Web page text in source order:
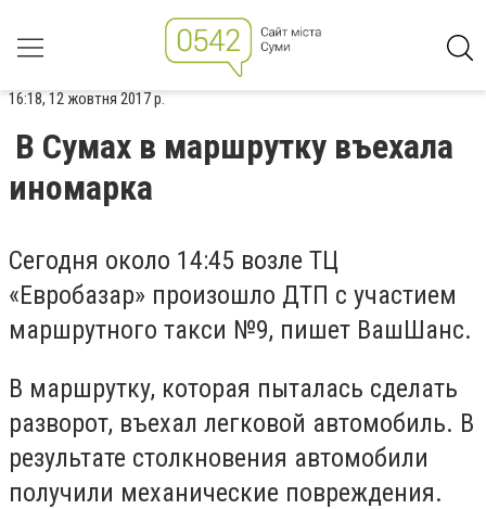
16:18, 12 жовтня 2017 р.
В Сумах в маршрутку въехала
иномарка
Сегодня около 14:45 возле ТЦ
«Евробазар» произошло ДТП с участием
маршрутного такси №9, пишет ВашШанс.
В маршрутку, которая пыталась сделать
разворот, въехал легковой автомобиль. В
результате столкновения автомобили
получили механические повреждения.